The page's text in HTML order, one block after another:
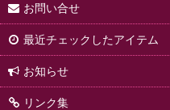
お問い合せ
最近チェックしたアイテム
お知らせ
リンク集